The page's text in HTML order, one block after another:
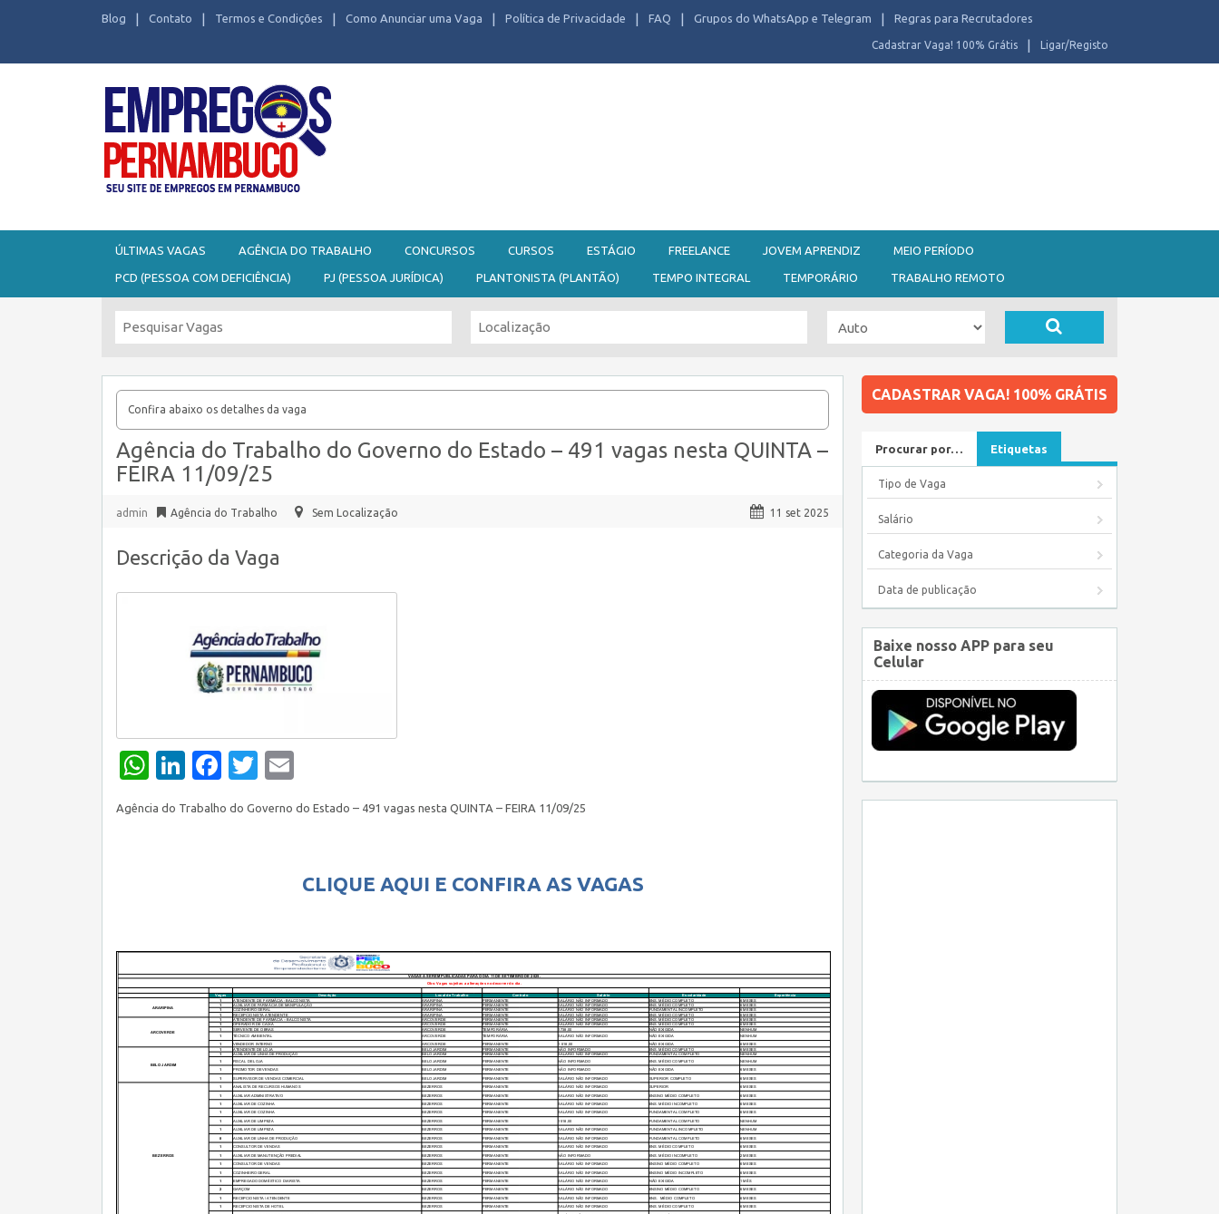
Blog Contato Termos e Condições Como Anunciar uma Vaga Política de Privacidade FAQ Grupos do WhatsApp e Telegram Regras para Recrutadores
Ligar/Registo
Cadastrar Vaga! 100% Grátis
ÚLTIMAS VAGAS AGÊNCIA DO TRABALHO CONCURSOS CURSOS ESTÁGIO FREELANCE JOVEM APRENDIZ MEIO PERÍODO
PCD (PESSOA COM DEFICIÊNCIA) PJ (PESSOA JURÍDICA) PLANTONISTA (PLANTÃO) TEMPO INTEGRAL TEMPORÁRIO TRABALHO REMOTO
Confira abaixo os detalhes da vaga
Agência do Trabalho do Governo do Estado – 491 vagas nesta QUINTA –
FEIRA 11/09/25
admin Agência do Trabalho Sem Localização 11 set 2025
Descrição da Vaga
WhatsApp
LinkedIn
Facebook
Twitter
Agência do Trabalho do Governo do Estado – 491 vagas nesta QUINTA – FEIRA 11/09/25
CLIQUE AQUI E CONFIRA AS VAGAS
CADASTRAR VAGA! 100% GRÁTIS
Procurar por… Etiquetas
Tipo de Vaga
Salário
Categoria da Vaga
Data de publicação
Baixe nosso APP para seu
Celular